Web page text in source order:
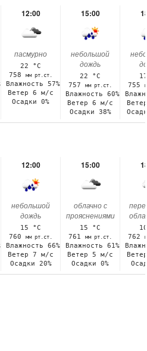
12:00
пасмурно
22 °C
758 мм рт.ст.
Влажность 57%
Ветер 6 м/с
Осадки 0%
15:00
небольшой
дождь
22 °C
757 мм рт.ст.
Влажность 60%
Ветер 6 м/с
Осадки 38%
755
12:00
небольшой
дождь
15 °C
760 мм рт.ст.
Влажность 66%
Ветер 7 м/с
Осадки 20%
15:00
облачно с
прояснениями
15 °C
761 мм рт.ст.
Влажность 61%
Ветер 5 м/с
Осадки 0%
762